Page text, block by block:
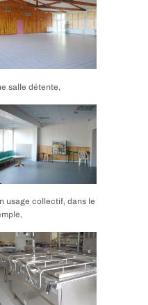
salle détente,
usage collectif, dans le